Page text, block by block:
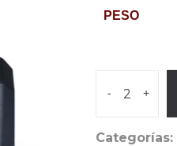
PESO
- +
Categorías: